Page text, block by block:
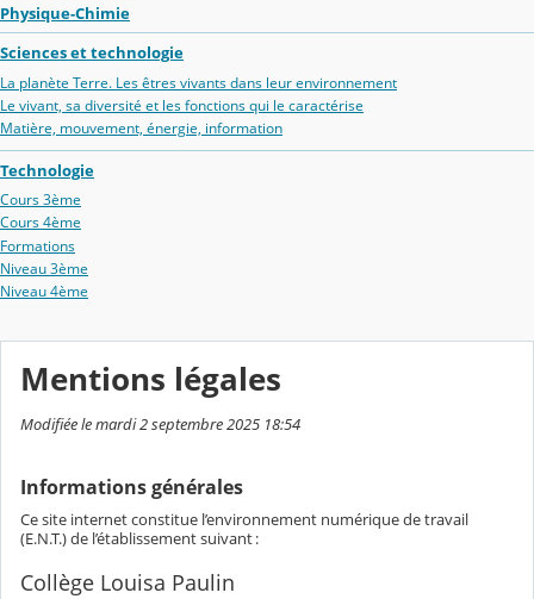
Physique-Chimie
Sciences et technologie
La planète Terre. Les êtres vivants dans leur environnement
Le vivant, sa diversité et les fonctions qui le caractérise
Matière, mouvement, énergie, information
Technologie
Cours 3ème
Cours 4ème
Formations
Niveau 3ème
Niveau 4ème
Mentions légales
Modifiée le mardi 2 septembre 2025 18:54
Informations générales
Ce site internet constitue l’environnement numérique de travail
(E.N.T.) de l’établissement suivant :
Collège Louisa Paulin